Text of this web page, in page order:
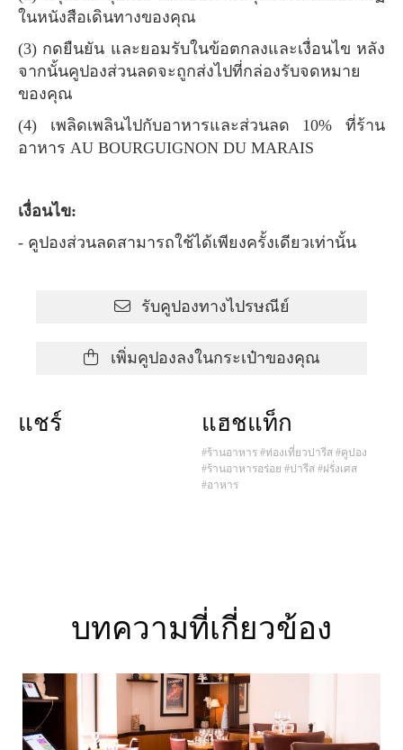
ในหนังสือเดินทางของคุณ
(3) กดยืนยัน และยอมรับในข้อตกลงและเงื่อนไข หลัง
จากนั้นคูปองส่วนลดจะถูกส่งไปที่กล่องรับจดหมาย
ของคุณ
(4) เพลิดเพลินไปกับอาหารและส่วนลด 10% ที่ร้าน
อาหาร AU BOURGUIGNON DU MARAIS
เงื่อนไข:
- คูปองส่วนลดสามารถใช้ได้เพียงครั้งเดียวเท่านั้น
รับคูปองทางไปรษณีย์
เพิ่มคูปองลงในกระเป๋าของคุณ
แชร์ แฮชแท็ก
#ร้านอาหาร #ท่องเที่ยวปารีส #คูปอง
#ร้านอาหารอร่อย #ปารีส #ฝรั่งเศส
#อาหาร
บทความที่เกี่ยวข้อง